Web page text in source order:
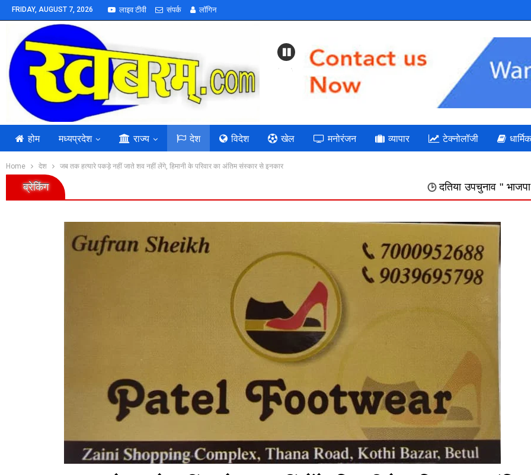
FRIDAY, AUGUST 7, 2026 लाइव टीवी संपर्क लॉगिन
Previous
होम मध्यप्रदेश राज्य देश विदेश खेल मनोरंजन व्यापार टेक्नोलॉजी धार्मिक
Home देश जब तक हत्यारे पकड़े नहीं जाते शव नहीं लेंगे, हिमानी के परिवार का अंतिम संस्कार से इनकार
ब्रेकिंग दतिया उपचुनाव " भाजपा: गलत निर्णयों की